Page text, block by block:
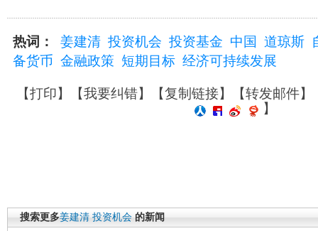
热词： 姜建清 投资机会 投资基金 中国 道琼斯
备货币 金融政策 短期目标 经济可持续发展
【打印】【我要纠错】【复制链接】【转发邮件】
】
搜索更多姜建清 投资机会 的新闻